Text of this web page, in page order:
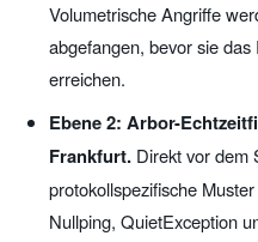
Volumetrische Angriffe
abgefangen, bevor sie
erreichen.
Ebene 2: Arbor-
Frankfurt. Direkt vor dem
protokollspezifische
Nullping, QuietException